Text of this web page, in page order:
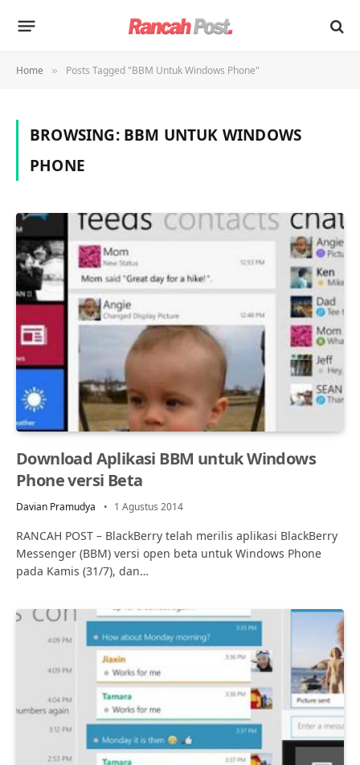
Home » Posts Tagged "BBM Untuk Windows Phone"
BROWSING: BBM UNTUK WINDOWS
PHONE
Download Aplikasi BBM untuk Windows
Phone versi Beta
Davian Pramudya 1 Agustus 2014
RANCAH POST – BlackBerry telah merilis aplikasi BlackBerry
Messenger (BBM) versi open beta untuk Windows Phone
pada Kamis (31/7), dan…